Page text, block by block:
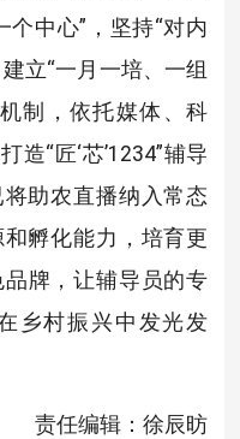
中心”，坚持“对内
立“一月一培、一组
制，依托媒体、科
“匠‘芯’1234”辅导
助农直播纳入常态
孵化能力，培育更
牌，让辅导员的专
乡村振兴中发光发
责任编辑：徐辰昉